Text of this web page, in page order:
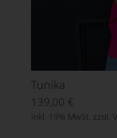
Tunika
139,00 €
inkl. 19% MwSt. zzgl.